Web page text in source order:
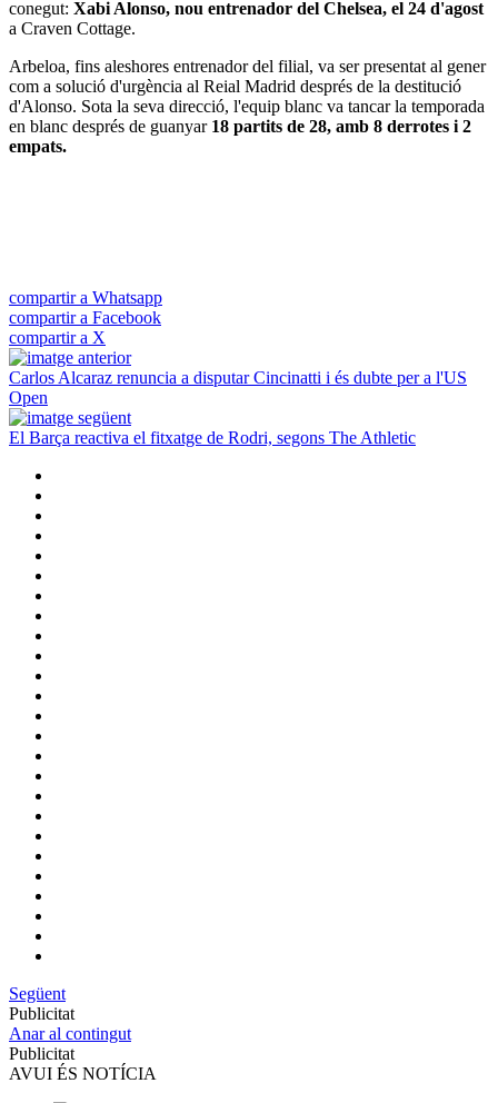
conegut: Xabi Alonso, nou entrenador del Chelsea, el 24 d'agost
a Craven Cottage.
Arbeloa, fins aleshores entrenador del filial, va ser presentat al gener
com a solució d'urgència al Reial Madrid després de la destitució
d'Alonso. Sota la seva direcció, l'equip blanc va tancar la temporada
en blanc després de guanyar 18 partits de 28, amb 8 derrotes i 2
empats.
compartir a Whatsapp
compartir a Facebook
compartir a X
Carlos Alcaraz renuncia a disputar Cincinatti i és dubte per a l'US
Open
El Barça reactiva el fitxatge de Rodri, segons The Athletic
Següent
Publicitat
Anar al contingut
Publicitat
AVUI ÉS NOTÍCIA